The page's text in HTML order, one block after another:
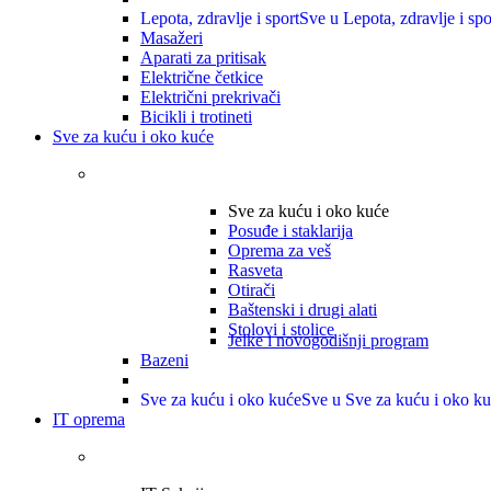
Lepota, zdravlje i sportSve u Lepota, zdravlje i
Masažeri
Aparati za pritisak
Električne četkice
Električni prekrivači
Bicikli i trotineti
Sve za kuću i oko kuće
Sve za kuću i oko kuće
Posuđe i staklarija
Oprema za veš
Rasveta
Otirači
Baštenski i drugi alati
Stolovi i stolice
Jelke i novogodišnji program
Bazeni
Sve za kuću i oko kućeSve u Sve za kuću i oko
IT oprema